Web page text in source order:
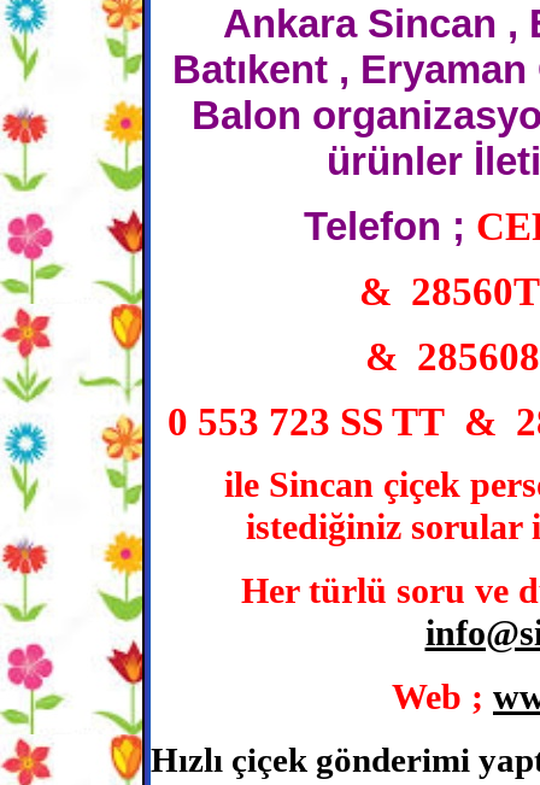
Ankara Sincan ,
Batıkent ,
Balon
ürünler
Telefon ;
&
&
0 553 723 SS TT &
ile Sincan çiçek
istediğiniz
Her türlü soru ve
Web ;
Hızlı çiçek gönderimi